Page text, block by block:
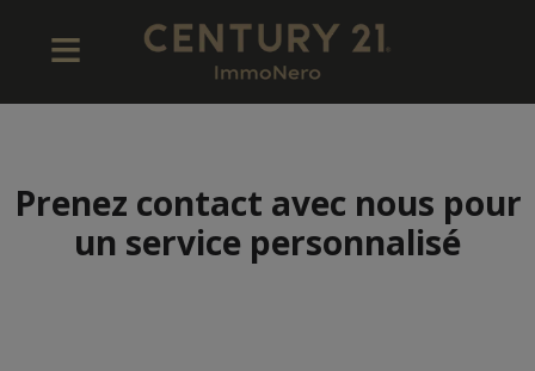
Prenez contact avec nous pour
un service personnalisé